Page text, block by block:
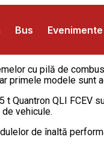
Bus Evenimente
cu pilă de
primele modele sunt
t Quantron QLI
vehicule.
de înaltă